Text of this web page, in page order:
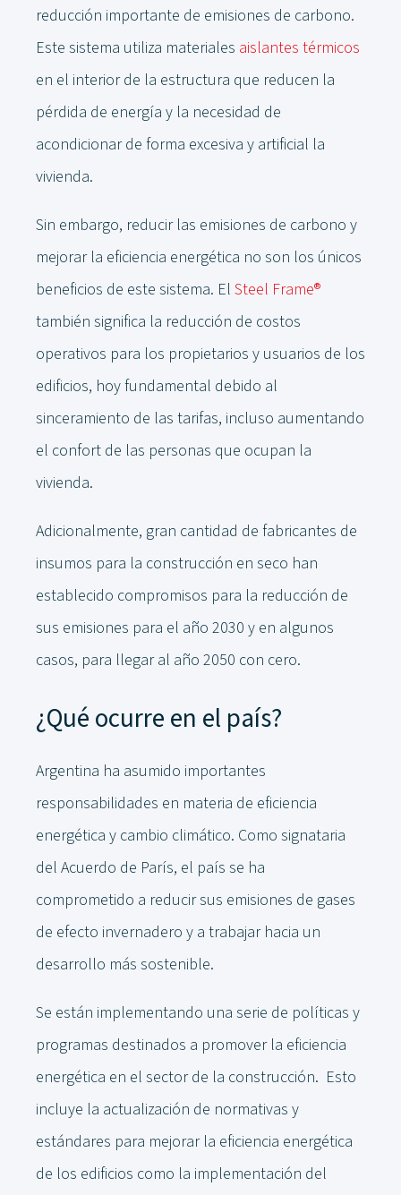
reducción importante de emisiones de carbono.
Este sistema utiliza materiales aislantes térmicos
en el interior de la estructura que reducen la
pérdida de energía y la necesidad de
acondicionar de forma excesiva y artificial la
vivienda.
Sin embargo, reducir las emisiones de carbono y
mejorar la eficiencia energética no son los únicos
beneficios de este sistema. El Steel Frame®
también significa la reducción de costos
operativos para los propietarios y usuarios de los
edificios, hoy fundamental debido al
sinceramiento de las tarifas, incluso aumentando
el confort de las personas que ocupan la
vivienda.
Adicionalmente, gran cantidad de fabricantes de
insumos para la construcción en seco han
establecido compromisos para la reducción de
sus emisiones para el año 2030 y en algunos
casos, para llegar al año 2050 con cero.
¿Qué ocurre en el país?
Argentina ha asumido importantes
responsabilidades en materia de eficiencia
energética y cambio climático. Como signataria
del Acuerdo de París, el país se ha
comprometido a reducir sus emisiones de gases
de efecto invernadero y a trabajar hacia un
desarrollo más sostenible.
Se están implementando una serie de políticas y
programas destinados a promover la eficiencia
energética en el sector de la construcción. Esto
incluye la actualización de normativas y
estándares para mejorar la eficiencia energética
de los edificios como la implementación del